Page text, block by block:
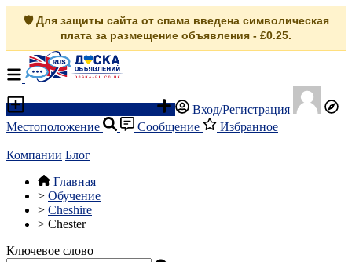
🛡️ Для защиты сайта от спама введена символическая
плата за размещение объявления - £0.25.
Вход/Регистрация
Местоположение
Сообщение Избранное
Компании Блог
Главная
> Обучение
> Cheshire
> Chester
Ключевое слово